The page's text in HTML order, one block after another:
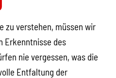
zu verstehen, müssen wir
Erkenntnisse des
nie vergessen, was die
Entfaltung der